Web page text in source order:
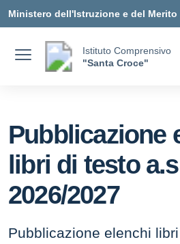
Ministero dell'Istruzione e del Merito
Istituto Comprensivo
"Santa Croce"
Pubblicazione
libri di testo
2026/2027
Pubblicazione elenchi